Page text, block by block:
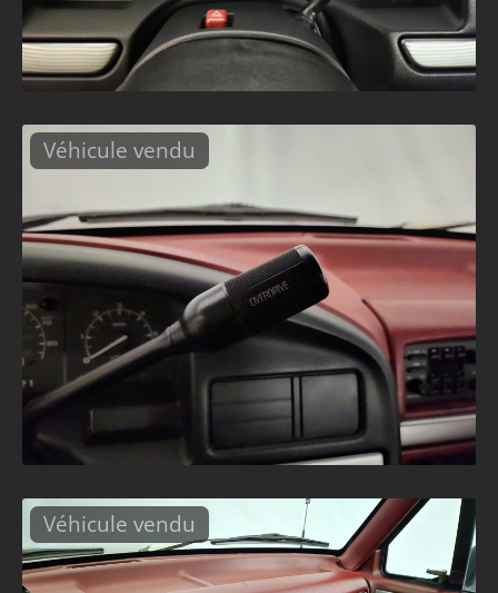
Véhicule vendu
Véhicule vendu